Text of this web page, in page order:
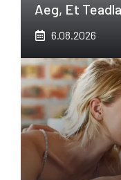
Aeg, Et
6.08.2026